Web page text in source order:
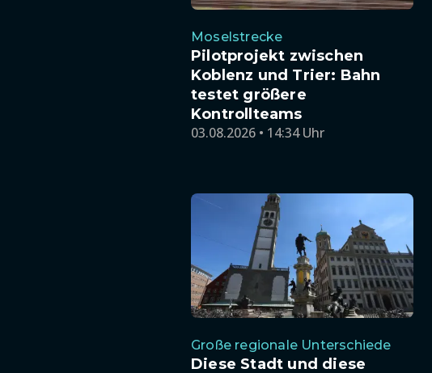
Moselstrecke
Pilotprojekt zwischen
Koblenz und Trier: Bahn
testet größere
Kontrollteams
03.08.2026 • 14:34 Uhr
Große regionale Unterschiede
Diese Stadt und diese